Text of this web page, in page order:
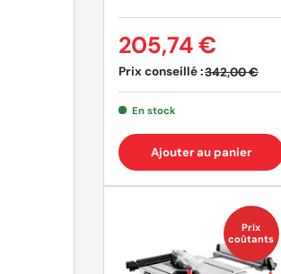
Prix conseillé :342,00 €
205,74 €
En stock
Ajouter au panier
Prix
coûtants